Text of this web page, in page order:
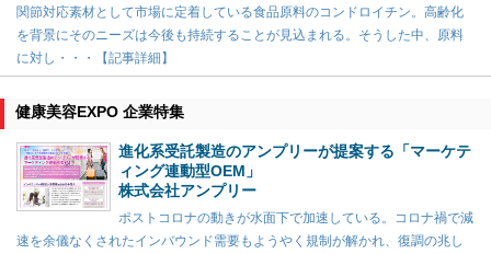
関節対応素材として市場に定着している食品原料のコンドロイチン。高齢化
を背景にそのニーズは今後も持続することが見込まれる。そうした中、原料
に対し・・・【記事詳細】
健康美容EXPO 企業特集
進化系受託製造のアンプリーが提案する「マーケテ
ィング連動型OEM」
株式会社アンプリー
ポストコロナの動きが水面下で加速している。コロナ禍で減
速を余儀なくされたインバウンド需要もようやく規制が解かれ、復調の兆し